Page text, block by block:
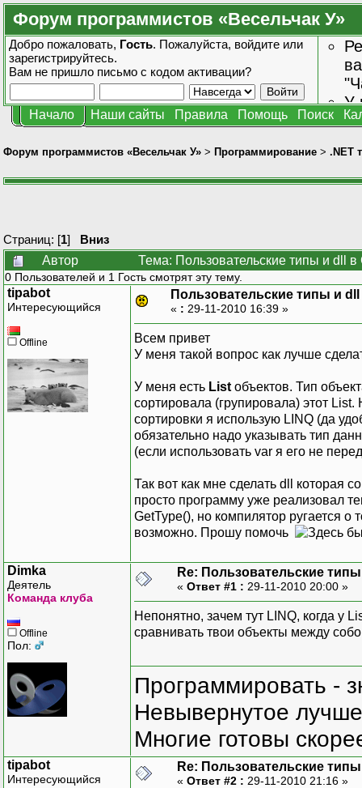
Форум программистов «Весельчак У»
Добро пожаловать, Гость. Пожалуйста, войдите или
зарегистрируйтесь.
Вам не пришло письмо с кодом активации?
У
Начало Наши сайты Правила Помощь Поиск
Форум программистов «Весельчак У» > Программирование > .NET
Страниц: [1] Вниз
Автор
Тема: Пользовательские типы и dll
0 Пользователей и 1 Гость смотрят эту тему.
tipabot
Интересующийся
Offline
Пользовательские типы и dll
« : 29-11-2010 16:39 »
Всем привет
У меня такой вопрос как лучше
У меня есть List объектов. Тип
сортировала (групировала) этот
сортировки я использую LINQ (да
обязательно надо указывать тип
(если использовать var я его не
Так вот как мне сделать dll которая
просто программу уже реализовал
GetType(), но компилятор ругается о
возможно. Прошу помочь
Dimka
Деятель
Команда клуба
Offline
Пол:
Re: Пользовательские
« Ответ #1 : 29-11-2010 20:00 »
Непонятно, зачем тут LINQ, когда у
сравнивать твои объекты между
Программировать -
Невывернутое
Многие готовы
tipabot
Интересующийся
Re: Пользовательские
« Ответ #2 : 29-11-2010 21:16 »